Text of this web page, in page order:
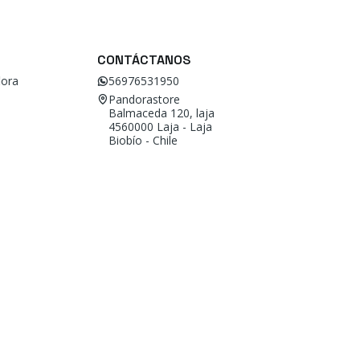
CONTÁCTANOS
56976531950
Pandorastore
Balmaceda 120, laja
4560000 Laja - Laja
Biobío - Chile